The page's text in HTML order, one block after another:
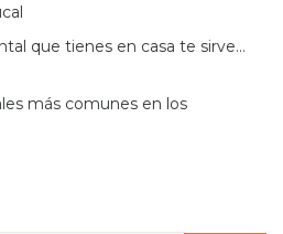
que tienes en casa te sirve…
más comunes en los